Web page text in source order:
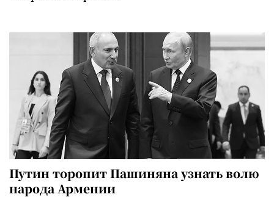
Путин торопит Пашиняна узнать волю
народа Армении